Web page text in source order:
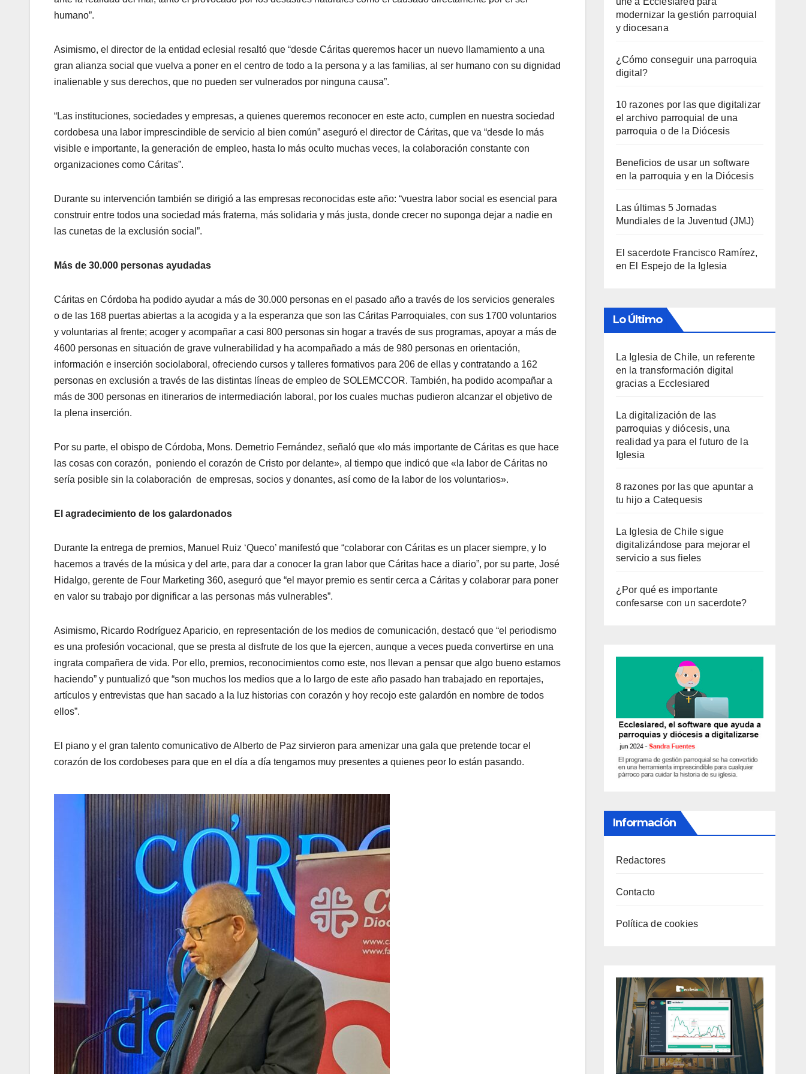
humano”.
Asimismo, el director de la entidad eclesial resaltó que “desde Cáritas queremos hacer un nuevo llamamiento a una
gran alianza social que vuelva a poner en el centro de todo a la persona y a las familias, al ser humano con su dignidad
inalienable y sus derechos, que no pueden ser vulnerados por ninguna causa”.
“Las instituciones, sociedades y empresas, a quienes queremos reconocer en este acto, cumplen en nuestra sociedad
cordobesa una labor imprescindible de servicio al bien común” aseguró el director de Cáritas, que va “desde lo más
visible e importante, la generación de empleo, hasta lo más oculto muchas veces, la colaboración constante con
organizaciones como Cáritas”.
Durante su intervención también se dirigió a las empresas reconocidas este año: “vuestra labor social es esencial para
construir entre todos una sociedad más fraterna, más solidaria y más justa, donde crecer no suponga dejar a nadie en
las cunetas de la exclusión social”.
Más de 30.000 personas ayudadas
Cáritas en Córdoba ha podido ayudar a más de 30.000 personas en el pasado año a través de los servicios generales
o de las 168 puertas abiertas a la acogida y a la esperanza que son las Cáritas Parroquiales, con sus 1700 voluntarios
y voluntarias al frente; acoger y acompañar a casi 800 personas sin hogar a través de sus programas, apoyar a más de
4600 personas en situación de grave vulnerabilidad y ha acompañado a más de 980 personas en orientación,
información e inserción sociolaboral, ofreciendo cursos y talleres formativos para 206 de ellas y contratando a 162
personas en exclusión a través de las distintas líneas de empleo de SOLEMCCOR. También, ha podido acompañar a
más de 300 personas en itinerarios de intermediación laboral, por los cuales muchas pudieron alcanzar el objetivo de
la plena inserción.
Por su parte, el obispo de Córdoba, Mons. Demetrio Fernández, señaló que «lo más importante de Cáritas es que hace
las cosas con corazón, poniendo el corazón de Cristo por delante», al tiempo que indicó que «la labor de Cáritas no
sería posible sin la colaboración de empresas, socios y donantes, así como de la labor de los voluntarios».
El agradecimiento de los galardonados
Durante la entrega de premios, Manuel Ruiz ‘Queco’ manifestó que “colaborar con Cáritas es un placer siempre, y lo
hacemos a través de la música y del arte, para dar a conocer la gran labor que Cáritas hace a diario”, por su parte, José
Hidalgo, gerente de Four Marketing 360, aseguró que “el mayor premio es sentir cerca a Cáritas y colaborar para poner
en valor su trabajo por dignificar a las personas más vulnerables”.
Asimismo, Ricardo Rodríguez Aparicio, en representación de los medios de comunicación, destacó que “el periodismo
es una profesión vocacional, que se presta al disfrute de los que la ejercen, aunque a veces pueda convertirse en una
ingrata compañera de vida. Por ello, premios, reconocimientos como este, nos llevan a pensar que algo bueno estamos
haciendo” y puntualizó que “son muchos los medios que a lo largo de este año pasado han trabajado en reportajes,
artículos y entrevistas que han sacado a la luz historias con corazón y hoy recojo este galardón en nombre de todos
ellos”.
El piano y el gran talento comunicativo de Alberto de Paz sirvieron para amenizar una gala que pretende tocar el
corazón de los cordobeses para que en el día a día tengamos muy presentes a quienes peor lo están pasando.
modernizar la gestión parroquial
y diocesana
¿Cómo conseguir una parroquia
digital?
10 razones por las que digitalizar
el archivo parroquial de una
parroquia o de la Diócesis
Beneficios de usar un software
en la parroquia y en la Diócesis
Las últimas 5 Jornadas
Mundiales de la Juventud (JMJ)
El sacerdote Francisco Ramírez,
en El Espejo de la Iglesia
Lo Último
La Iglesia de Chile, un referente
en la transformación digital
gracias a Ecclesiared
La digitalización de las
parroquias y diócesis, una
realidad ya para el futuro de la
Iglesia
8 razones por las que apuntar a
tu hijo a Catequesis
La Iglesia de Chile sigue
digitalizándose para mejorar el
servicio a sus fieles
¿Por qué es importante
confesarse con un sacerdote?
Información
Redactores
Contacto
Política de cookies